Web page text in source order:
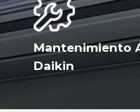
Mantenimiento
Daikin